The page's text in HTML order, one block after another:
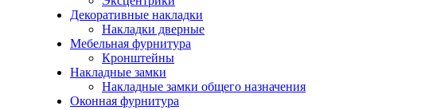
Декоративные накладки
Накладки дверные
Мебельная фурнитура
Кронштейны
Накладные замки
Накладные замки общего назначения
Оконная фурнитура